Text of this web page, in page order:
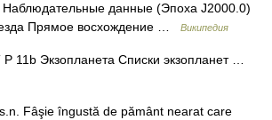
данные (Эпоха J2000.0)
Прямое восхождение …
Википедия
11b Экзопланета Списки экзопланет …
Fâşie îngustă de pământ nearat care